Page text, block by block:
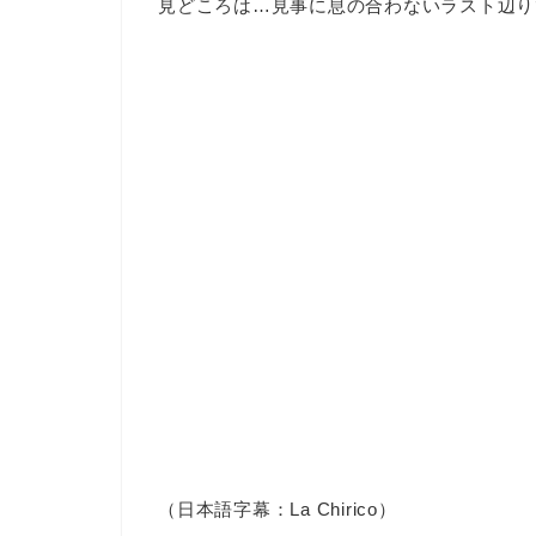
見どころは…見事に息の合わないラスト辺り
（日本語字幕：La Chirico）